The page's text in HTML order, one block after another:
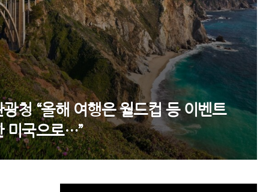
청 “올해 여행은 월드컵 등 이벤트
미국으로…”